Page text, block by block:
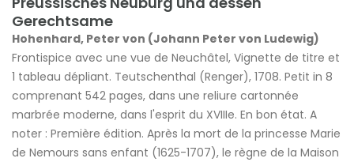
Gerechtsame
Hohenhard, Peter von (Johann Peter von Ludewig)
Frontispice avec une vue de Neuchâtel, Vignette de titre et
1 tableau dépliant. Teutschenthal (Renger), 1708. Petit in 8
comprenant 542 pages, dans une reliure cartonnée
marbrée moderne, dans l'esprit du XVIIIe. En bon état. A
noter : Première édition. Après la mort de la princesse Marie
de Nemours sans enfant (1625-1707), le règne de la Maison